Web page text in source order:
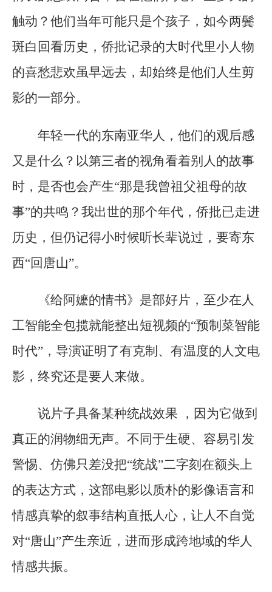
触动？他们当年可能只是个孩子，如今两鬓
斑白回看历史，侨批记录的大时代里小人物
的喜愁悲欢虽早远去，却始终是他们人生剪
影的一部分。
年轻一代的东南亚华人，他们的观后感
又是什么？以第三者的视角看着别人的故事
时，是否也会产生“那是我曾祖父祖母的故
事”的共鸣？我出世的那个年代，侨批已走进
历史，但仍记得小时候听长辈说过，要寄东
西“回唐山”。
《给阿嬷的情书》是部好片，至少在人
工智能全包揽就能整出短视频的“预制菜智能
时代”，导演证明了有克制、有温度的人文电
影，终究还是要人来做。
说片子具备某种统战效果 ，因为它做到
真正的润物细无声。不同于生硬、容易引发
警惕、仿佛只差没把“统战”二字刻在额头上
的表达方式，这部电影以质朴的影像语言和
情感真挚的叙事结构直抵人心，让人不自觉
对“唐山”产生亲近，进而形成跨地域的华人
情感共振。